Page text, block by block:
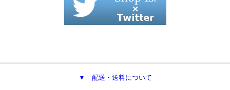
▼ 配送・送料について